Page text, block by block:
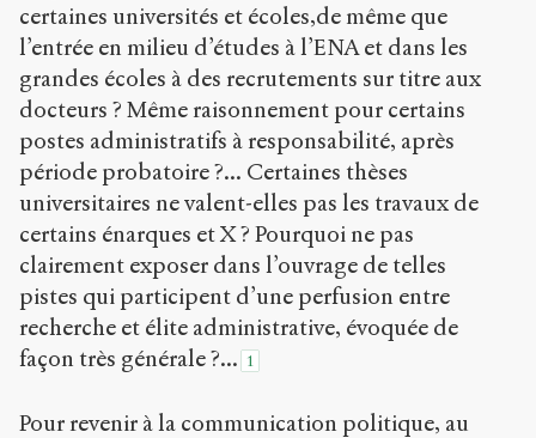
certaines universités et écoles,de même que
l’entrée en milieu d’études à l’ENA et dans les
grandes écoles à des recrutements sur titre aux
docteurs ? Même raisonnement pour certains
postes administratifs à responsabilité, après
période probatoire ?... Certaines thèses
universitaires ne valent-elles pas les travaux de
certains énarques et X ? Pourquoi ne pas
clairement exposer dans l’ouvrage de telles
pistes qui participent d’une perfusion entre
recherche et élite administrative, évoquée de
façon très générale ?... 1
Pour revenir à la communication politique, au